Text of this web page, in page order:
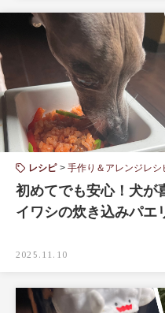
レシピ 手作り＆アレンジレシ
初めてでも安心！犬が
イワシの炊き込みパエ
2025.11.10